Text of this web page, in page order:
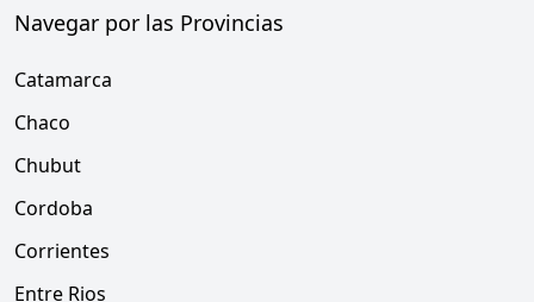
Navegar por las Provincias
Catamarca
Chaco
Chubut
Cordoba
Corrientes
Entre Rios